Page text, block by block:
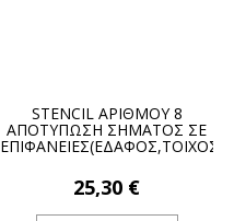
STENCIL ΑΡΙΘΜΟΥ 8
ΑΠΟΤΥΠΩΣΗ ΣΗΜΑΤΟΣ ΣΕ
ΕΠΙΦΑΝΕΙΕΣ(ΕΔΑΦΟΣ,ΤΟΙΧΟΣ)
25,30 €